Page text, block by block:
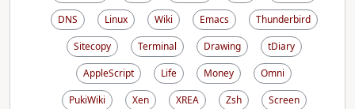
DNS
Linux Wiki Emacs
Thunderbird
Sitecopy
Terminal Drawing
tDiary
AppleScript
Life Money
Omni
PukiWiki
Xen XREA Zsh
Screen